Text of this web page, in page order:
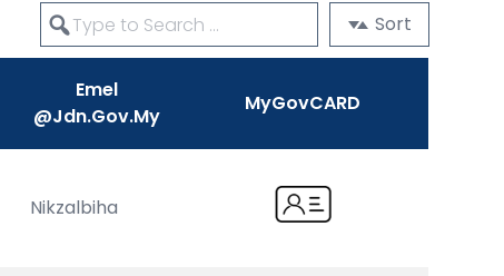
Sort
Emel
@jdn.gov.my
MyGovCARD
Nikzalbiha